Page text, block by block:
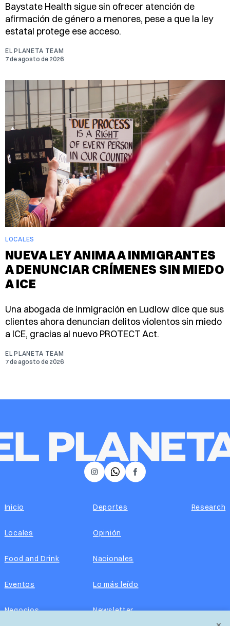
Baystate Health sigue sin ofrecer atención de
afirmación de género a menores, pese a que la ley
estatal protege ese acceso.
EL PLANETA TEAM
7 de agosto de 2026
LOCALES
NUEVA LEY ANIMA A INMIGRANTES
A DENUNCIAR CRÍMENES SIN MIEDO
A ICE
Una abogada de inmigración en Ludlow dice que sus
clientes ahora denuncian delitos violentos sin miedo
a ICE, gracias al nuevo PROTECT Act.
EL PLANETA TEAM
7 de agosto de 2026
𝕏 Facebook
Instagram
Inicio
Locales
Food and Drink
Eventos
Negocios
Deportes
Opinión
Nacionales
Lo más leído
Newsletter
Research